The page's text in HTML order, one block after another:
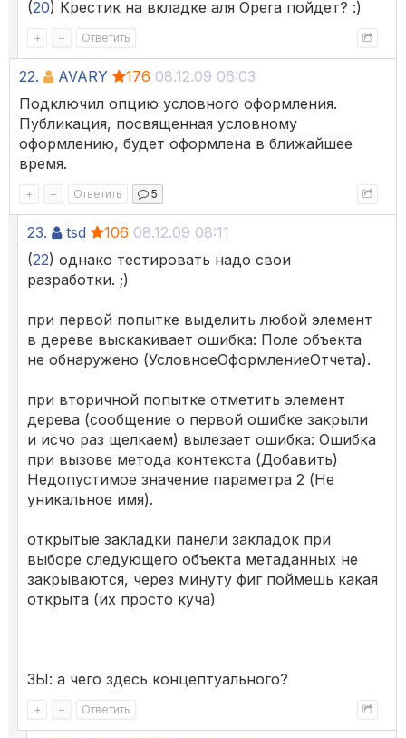
(20) Крестик на вкладке аля Opera пойдет? :)
+ – Ответить
22. AVARY 176 08.12.09 06:03
Подключил опцию условного оформления.
Публикация, посвященная условному
оформлению, будет оформлена в ближайшее
время.
+ – Ответить 5
23. tsd 106 08.12.09 08:11
(22) однако тестировать надо свои
разработки. ;)
при первой попытке выделить любой элемент
в дереве выскакивает ошибка: Поле объекта
не обнаружено (УсловноеОформлениеОтчета).
при вторичной попытке отметить элемент
дерева (сообщение о первой ошибке закрыли
и исчо раз щелкаем) вылезает ошибка: Ошибка
при вызове метода контекста (Добавить)
Недопустимое значение параметра 2 (Не
уникальное имя).
открытые закладки панели закладок при
выборе следующего объекта метаданных не
закрываются, через минуту фиг поймешь какая
открыта (их просто куча)
ЗЫ: а чего здесь концептуального?
+ – Ответить